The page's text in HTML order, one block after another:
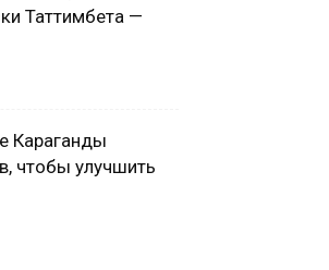
Таттимбета —
Караганды
чтобы улучшить